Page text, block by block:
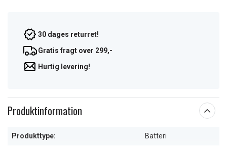
30 dages returret!
Gratis fragt over 299,-
Hurtig levering!
Produktinformation
Produkttype: Batteri